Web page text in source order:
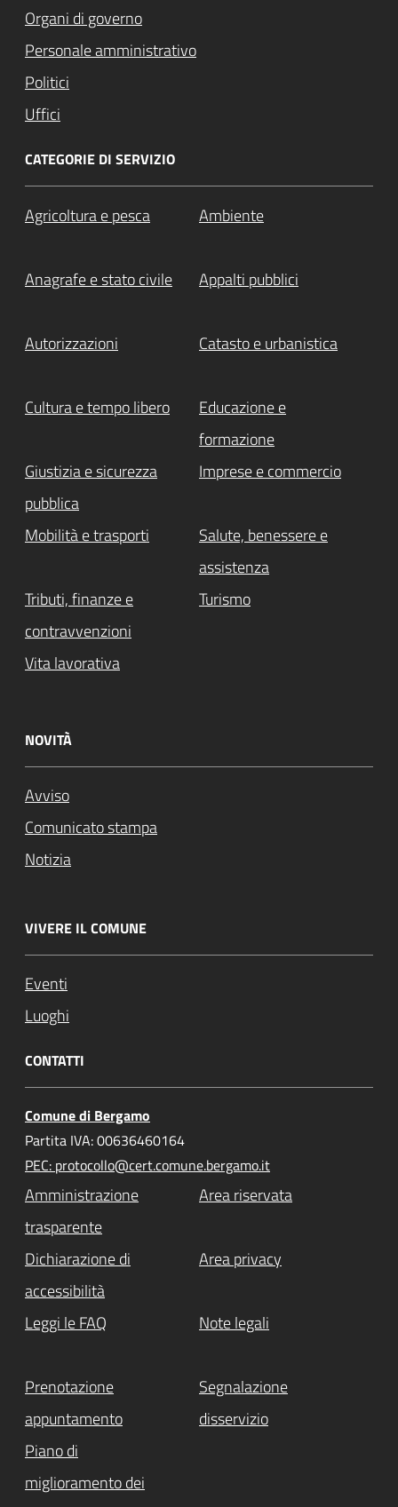
Organi di governo
Personale amministrativo
Politici
Uffici
CATEGORIE DI SERVIZIO
Agricoltura e pesca Ambiente
Anagrafe e stato civile Appalti pubblici
Autorizzazioni Catasto e urbanistica
Cultura e tempo libero
Educazione e
formazione
Giustizia e sicurezza
pubblica
Imprese e commercio
Mobilità e trasporti
Salute, benessere e
assistenza
Tributi, finanze e
contravvenzioni
Turismo
Vita lavorativa
NOVITÀ
Avviso
Comunicato stampa
Notizia
VIVERE IL COMUNE
Eventi
Luoghi
CONTATTI
Comune di Bergamo
Partita IVA: 00636460164
PEC: protocollo@cert.comune.bergamo.it
Amministrazione
trasparente
Area riservata
Dichiarazione di
accessibilità
Area privacy
Leggi le FAQ Note legali
Prenotazione
appuntamento
Segnalazione
disservizio
Piano di
miglioramento dei